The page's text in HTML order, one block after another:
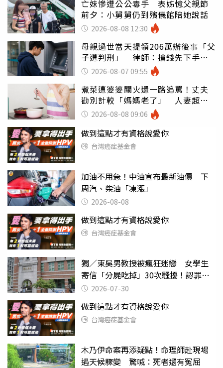
亡妹慘遭公公毒手 表姊憶父親節
前夕：小舅舅仍到殯儀館陪她說話
2026-08-08 12:30
母親過世當天提領206萬辦後事「父
子遭判刑」 律師：搶錢先下手是
罪 2026-08-07 09:55
煮菜遭婆婆關火還一路追罵！丈夫
勸別計較「媽媽老了」 人妻超崩
潰：我像台傭
2026-08-08 09:06
做到這點才有資格說愛你
台灣癌症基金會
加油不用急！中油宣布最新油價 下
周汽、柴油「凍漲」
2026-08-08
做到這點才有資格說愛你
台灣癌症基金會
獨／東吳男教授被瘋狂迷戀 女學生
寄信「分屍吃掉」30次騷擾！認罪免
關 2026-07-30
做到這點才有資格說愛你
台灣癌症基金會
木乃伊命案再添疑點！命理師赴現場
遇天候驟變 驚喊：死者還有冤屈